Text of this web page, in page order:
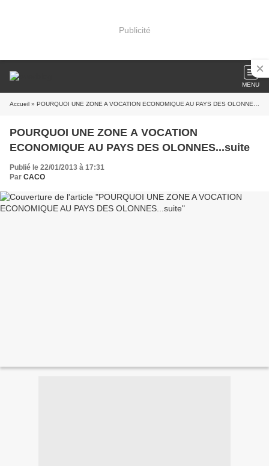
Publicité
MENU
Accueil » POURQUOI UNE ZONE A VOCATION ECONOMIQUE AU PAYS DES OLONNES...suite
POURQUOI UNE ZONE A VOCATION
ECONOMIQUE AU PAYS DES OLONNES...suite
Publié le 22/01/2013 à 17:31
Par CACO